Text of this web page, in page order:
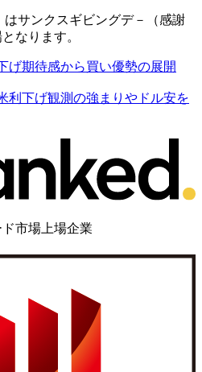
サンクスギビングデ－（感謝
なります。
げ期待感から買い優勢の展開
利下げ観測の強まりやドル安を
市場上場企業